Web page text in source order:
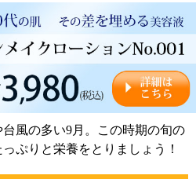
風の多い9月。この時期の旬の
ぷりと栄養をとりましょう！